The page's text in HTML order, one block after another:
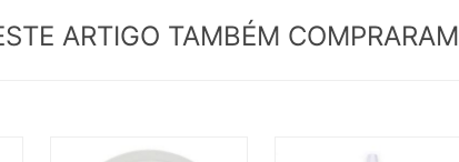
ARTIGO TAMBÉM COMPRARAM